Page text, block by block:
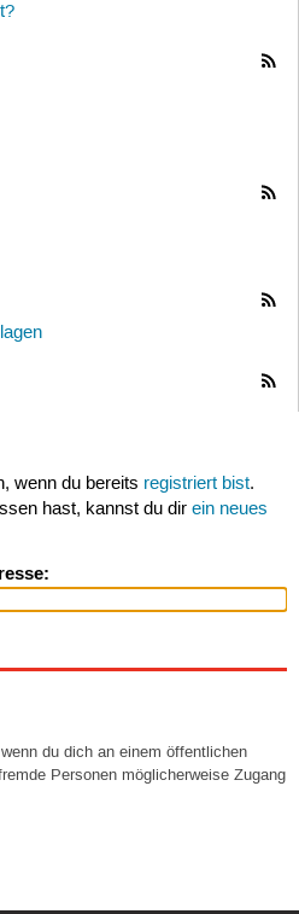
wenn du bereits registriert bist.
hast, kannst du dir ein neues
du dich an einem öffentlichen
Personen möglicherweise Zugang